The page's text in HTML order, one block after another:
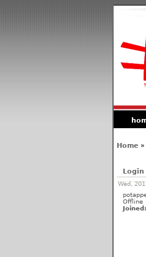
Home»
Login
Wed,
Offline
Joined: